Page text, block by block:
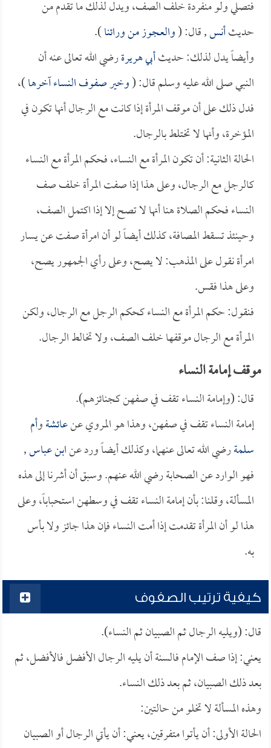
فتصلي ولو منفردة خلف الصف، ويدل لذلك ما تقدم من
حديثأنس, قال: (والعجوز من ورائنا).
وأيضاً يدل لذلك: حديثأبي هريرةرضي الله تعالى عنه أن
النبي صلى الله عليه وسلم قال: (وخير صفوف النساء آخرها)،
فدل ذلك على أن موقف المرأة إذا كانت مع الرجال أنها تكون في
المؤخرة، وأنها لا تختلط بالرجال.
الحالة الثانية: أن تكون المرأة مع النساء، فحكم المرأة مع النساء
كالرجل مع الرجال، وعلى هذا إذا صفت المرأة خلف صف
النساء فحكم الصلاة هنا أنها لا تصح إلا إذا اكتمل الصف،
وحينئذ تسقط المصافة، كذلك أيضاً لو أن امرأة صفت عن يسار
امرأة نقول على المذهب: لا يصح، وعلى رأي الجمهور يصح،
وعلى هذا فقس.
فنقول: حكم المرأة مع النساء كحكم الرجل مع الرجال، ولكن
المرأة مع الرجال موقفها خلف الصف، ولا تخالط الرجال.
موقف إمامة النساء
قال: (وإمامة النساء تقف في صفهن كجنائزهم).
إمامة النساء تقف في صفهن، وهذا هو المروي عنعائشةوأم
سلمةرضي الله تعالى عنهما، وكذلك أيضاً ورد عنابن عباس,
فهو الوارد عن الصحابة رضي الله عنهم. وسبق أن أشرنا إلى هذه
المسألة، وقلنا: بأن إمامة النساء تقف في وسطهن استحباباً، وعلى
هذا لو أن المرأة تقدمت إذا أمت النساء فإن هذا جائز ولا بأس
به.
كيفية ترتيب الصفوف
قال: (ويليه الرجال ثم الصبيان ثم النساء).
يعني: إذا صف الإمام فالسنة أن يليه الرجال الأفضل فالأفضل، ثم
بعد ذلك الصبيان، ثم بعد ذلك النساء.
وهذه المسألة لا تخلو من حالتين:
الحالة الأولى: أن يأتوا متفرقين، يعني: أن يأتي الرجال أو الصبيان